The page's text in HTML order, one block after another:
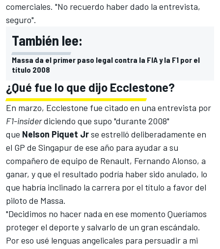
comerciales. "No recuerdo haber dado la entrevista,
seguro".
También lee:
Massa da el primer paso legal contra la FIA y la F1 por el
título 2008
¿Qué fue lo que dijo Ecclestone?
En marzo, Ecclestone fue citado en una entrevista por
F1-insiderdiciendo que supo "durante 2008"
que Nelson Piquet Jrse estrelló deliberadamente en
el GP de Singapur de ese año para ayudar a su
compañero de equipo de Renault, Fernando Alonso, a
ganar, y que el resultado podría haber sido anulado, lo
que habría inclinado la carrera por el título a favor del
piloto de Massa.
"Decidimos no hacer nada en ese momento Queríamos
proteger el deporte y salvarlo de un gran escándalo.
Por eso usé lenguas angelicales para persuadir a mi